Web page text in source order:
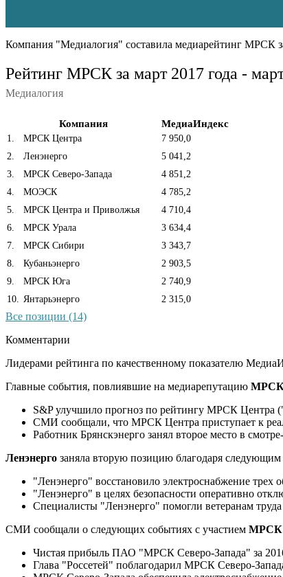
Компания "Медиалогия" составила медиарейтинг МРСК
Рейтинг МРСК за март 2017 года -
Медиалогия
Компания МедиаИндекс
1 МРСК Центра
7 950,0
2
Ленэнерго
5 041,2
3
МРСК Северо-Запада
4 851,2
4
МОЭСК
4 785,2
5
МРСК Центра и Приволжья
4 710,4
6
МРСК Урала
3 634,4
7
МРСК Сибири
3 343,7
8
Кубаньэнерго
2 903,5
9
МРСК Юга
2 740,9
10
Янтарьэнерго 2 315,0
Все позиции (14)
Комментарии
Лидерами рейтинга по качественному показателю
Главные события, повлиявшие на медиарепутацию МРСК
S&P улучшило прогноз по рейтингу МРСК Центра
СМИ сообщали, что МРСК Центра приступает к
Работник Брянскэнерго занял второе место в
Ленэнерго заняла вторую позицию благодаря
"Ленэнерго" восстановило электроснабжение трех
"Ленэнерго" в целях безопасности оперативно
Специалисты "Ленэнерго" помогли ветеранам
СМИ сообщали о следующих событиях с участием МРСК
Чистая прибыль ПАО "МРСК Северо-Запада" за
Глава "Россетей" поблагодарил МРСК Северо-